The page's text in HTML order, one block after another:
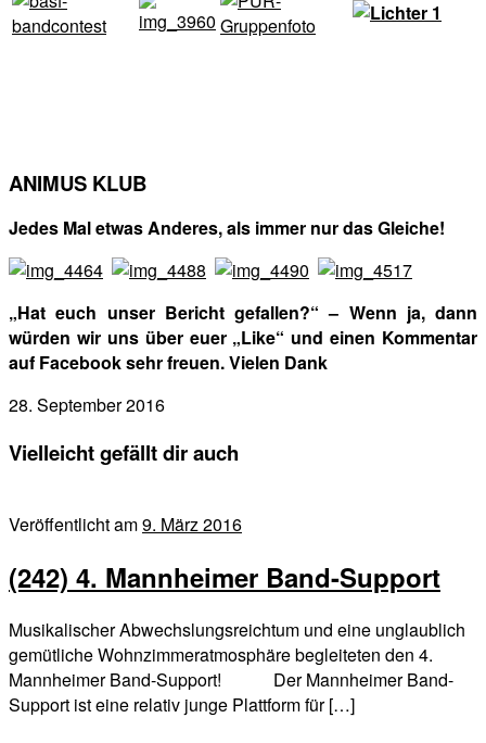
ANIMUS KLUB
Jedes Mal etwas Anderes, als immer nur das Gleiche!
„Hat euch unser Bericht gefallen?“ – Wenn ja, dann
würden wir uns über euer „Like“ und einen Kommentar
auf Facebook sehr freuen. Vielen Dank
28. September 2016
Vielleicht gefällt dir auch
Veröffentlicht am9. März 2016
(242) 4. Mannheimer Band-Support
Musikalischer Abwechslungsreichtum und eine unglaublich
gemütliche Wohnzimmeratmosphäre begleiteten den 4.
Mannheimer Band-Support! Der Mannheimer Band-
Support ist eine relativ junge Plattform für […]